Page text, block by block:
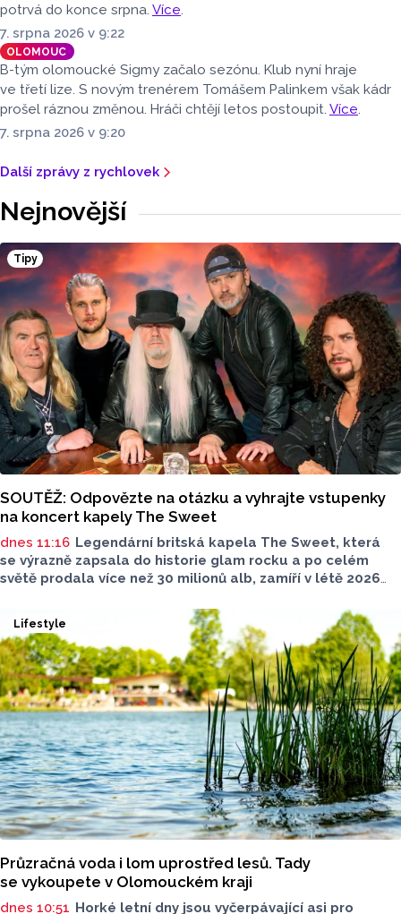
potrvá do konce srpna. Více.
7. srpna 2026 v 9:22
OLOMOUC
B-tým olomoucké Sigmy začalo sezónu. Klub nyní hraje
ve třetí lize. S novým trenérem Tomášem Palinkem však kádr
prošel ráznou změnou. Hráči chtějí letos postoupit. Více.
7. srpna 2026 v 9:20
Další zprávy z rychlovek
Nejnovější
Tipy
SOUTĚŽ: Odpovězte na otázku a vyhrajte vstupenky
na koncert kapely The Sweet
dnes 11:16 Legendární britská kapela The Sweet, která
se výrazně zapsala do historie glam rocku a po celém
světě prodala více než 30 milionů alb, zamíří v létě 2026
v Amfiteátru Mikulov. Jako speciální host se představí
pražská skupina Precedens.
Lifestyle
Průzračná voda i lom uprostřed lesů. Tady
se vykoupete v Olomouckém kraji
dnes 10:51 Horké letní dny jsou vyčerpávající asi pro